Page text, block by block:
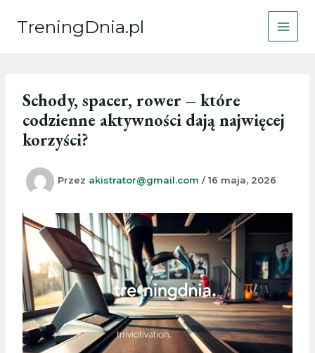
TreningDnia.pl
Schody, spacer, rower – które
codzienne aktywności dają najwięcej
korzyści?
Przez akistrator@gmail.com /16 maja, 2026